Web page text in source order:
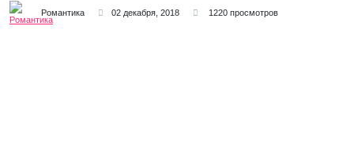
Романтика 02 декабря, 2018 1220 просмотров